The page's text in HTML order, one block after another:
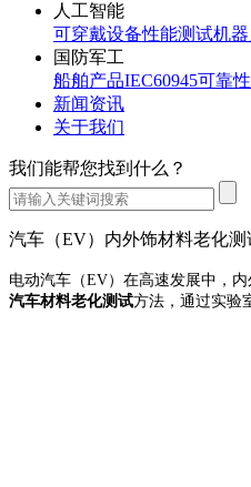
人工智能
可穿戴设备性能测试机
国防军工
船舶产品IEC60945可靠
新闻资讯
关于我们
我们能帮您找到什么？
汽车（EV）内外饰材料老化测
电动汽车（EV）在高速发展中，
汽车材料老化测试方法，通过实验